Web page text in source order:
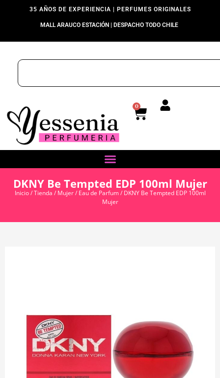
35 AÑOS DE EXPERIENCIA | PERFUMES ORIGINALES
MALL ARAUCO ESTACIÓN | DESPACHO TODO CHILE
0
DKNY Be Tempted EDP 100ml Mujer
Inicio/Tienda / Mujer/ Eau de Parfum/ DKNY Be Tempted EDP 100ml
Mujer